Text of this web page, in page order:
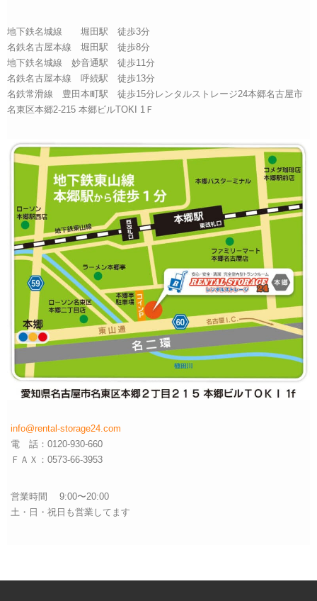
地下鉄名城線 堀田駅 徒歩3分
名鉄名古屋本線 堀田駅 徒歩8分
地下鉄名城線 妙音通駅 徒歩11分
名鉄名古屋本線 呼続駅 徒歩13分
名鉄常滑線 豊田本町駅 徒歩15分レンタルストレージ24本郷名古屋市
名東区本郷2-215 本郷ビルTOKI 1Ｆ
info@rental-storage24.com
電 話：0120-930-660
ＦＡＸ：0573-66-3953
営業時間 9:00〜20:00
土・日・祝日も営業してます